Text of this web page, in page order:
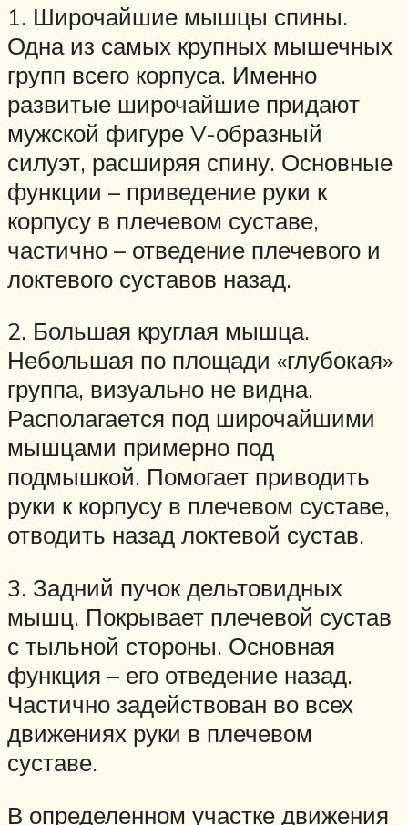
1. Широчайшие мышцы спины.
Одна из самых крупных мышечных
групп всего корпуса. Именно
развитые широчайшие придают
мужской фигуре V-образный
силуэт, расширяя спину. Основные
функции – приведение руки к
корпусу в плечевом суставе,
частично – отведение плечевого и
локтевого суставов назад.
2. Большая круглая мышца.
Небольшая по площади «глубокая»
группа, визуально не видна.
Располагается под широчайшими
мышцами примерно под
подмышкой. Помогает приводить
руки к корпусу в плечевом суставе,
отводить назад локтевой сустав.
3. Задний пучок дельтовидных
мышц. Покрывает плечевой сустав
с тыльной стороны. Основная
функция – его отведение назад.
Частично задействован во всех
движениях руки в плечевом
суставе.
В определенном участке движения